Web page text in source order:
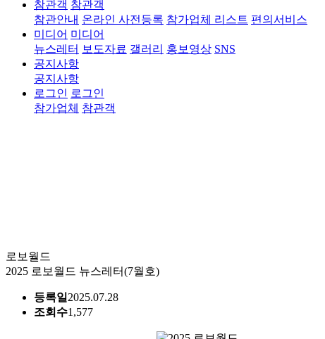
참관객 참관객
참관안내 온라인 사전등록 참가업체 리스트 편의서비스
미디어 미디어
뉴스레터 보도자료 갤러리 홍보영상 SNS
공지사항
공지사항
로그인 로그인
참가업체 참관객
전시회 안내
뉴스레터 보도자료
로보월드
2025 로보월드 뉴스레터(7월호)
등록일 2025.07.28
조회수1,577